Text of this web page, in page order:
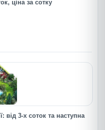
ціна за сотку
від 3-х соток та наступна